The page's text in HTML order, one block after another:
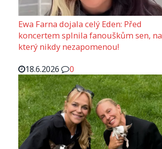
Ewa Farna dojala celý Eden: Před
koncertem splnila fanouškům sen, na
který nikdy nezapomenou!
18.6.2026
0